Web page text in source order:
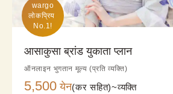
wargo
लोकप्रिय
No.1!
आसाकुसा ब्रांड युकाता प्लान
ऑनलाइन भुगतान मूल्य (प्रति व्यक्ति)
5,500 येन(कर सहित)~व्यक्ति